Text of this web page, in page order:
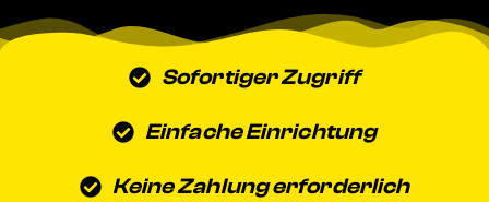
Sofortiger Zugriff
Einfache Einrichtung
Keine Zahlung erforderlich